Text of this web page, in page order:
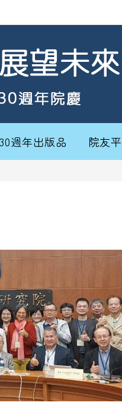
30週年出版品 院友